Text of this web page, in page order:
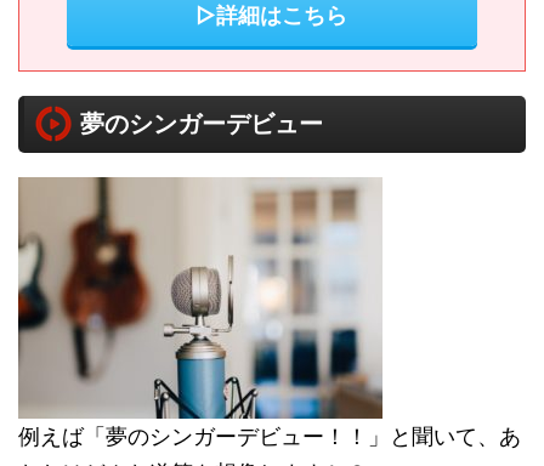
▷詳細はこちら
夢のシンガーデビュー
例えば「夢のシンガーデビュー！！」と聞いて、あ